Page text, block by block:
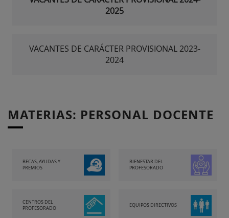
2025
VACANTES DE CARÁCTER PROVISIONAL 2023-
2024
MATERIAS: PERSONAL DOCENTE
BECAS, AYUDAS Y
PREMIOS
BIENESTAR DEL
PROFESORADO
CENTROS DEL
PROFESORADO
EQUIPOS DIRECTIVOS